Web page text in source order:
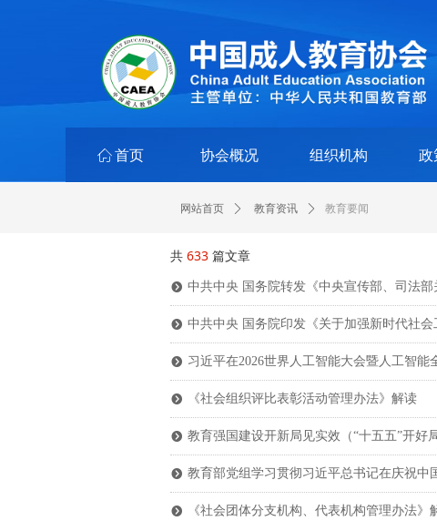
ꀇ 首页 协会概况 组织机构 政
网站首页 ꄲ 教育资讯 ꄲ 教育要闻
共 633 篇文章
뀹 中共中央 国务院转发《中央宣传部、司法部
뀹 中共中央 国务院印发《关于加强新时代社会
뀹 习近平在2026世界人工智能大会暨人工智能
뀹 《社会组织评比表彰活动管理办法》解读
뀹 教育强国建设开新局见实效（“十五五”开好
뀹 教育部党组学习贯彻习近平总书记在庆祝中
뀹 《社会团体分支机构、代表机构管理办法》